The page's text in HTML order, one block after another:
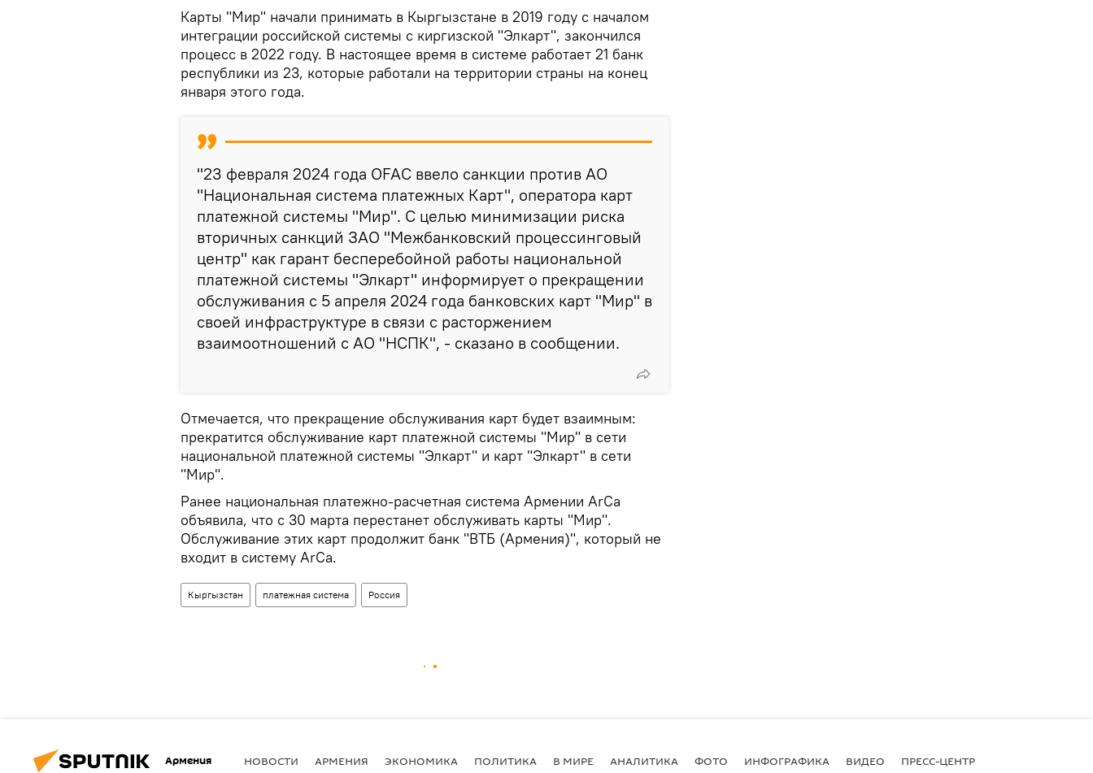
Карты "Мир" начали принимать в Кыргызстане в 2019 году с началом
интеграции российской системы с киргизской "Элкарт", закончился
процесс в 2022 году. В настоящее время в системе работает 21 банк
республики из 23, которые работали на территории страны на конец
января этого года.
"23 февраля 2024 года OFAC ввело санкции против АО
"Национальная система платежных Карт", оператора карт
платежной системы "Мир". С целью минимизации риска
вторичных санкций ЗАО "Межбанковский процессинговый
центр" как гарант бесперебойной работы национальной
платежной системы "Элкарт" информирует о прекращении
обслуживания с 5 апреля 2024 года банковских карт "Мир" в
своей инфраструктуре в связи с расторжением
взаимоотношений с АО "НСПК", - сказано в сообщении.
Отмечается, что прекращение обслуживания карт будет взаимным:
прекратится обслуживание карт платежной системы "Мир" в сети
национальной платежной системы "Элкарт" и карт "Элкарт" в сети
"Мир".
Ранее национальная платежно-расчетная система Армении ArCa
объявила, что с 30 марта перестанет обслуживать карты "Мир".
Обслуживание этих карт продолжит банк "ВТБ (Армения)", который не
входит в систему ArCa.
Кыргызстан платежная система Россия
Армения НОВОСТИ АРМЕНИЯ ЭКОНОМИКА ПОЛИТИКА В МИРЕ АНАЛИТИКА ФОТО ИНФОГРАФИКА ВИДЕО ПРЕСС-ЦЕНТР